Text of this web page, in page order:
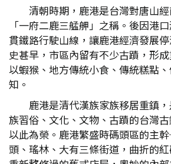
清朝時期，鹿港是台灣對唐山
「一府二鹿三艋舺」之稱。後因港
貫鐵路行駛山線，讓鹿港經濟發展
史甚早，市區內留有不少古蹟，形成
以蝦猴、地方傳統小食、傳統糕點
知。
鹿港是清代漢族家族移居重鎮
族習俗、文化、文物、古蹟的台灣
以此為榮。鹿港繁盛時碼頭區的主
頭、瑤林、大有三條街道，曲折的